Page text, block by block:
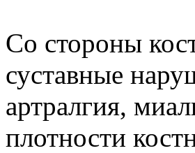
Со стороны
суставные
артралгия,
плотности